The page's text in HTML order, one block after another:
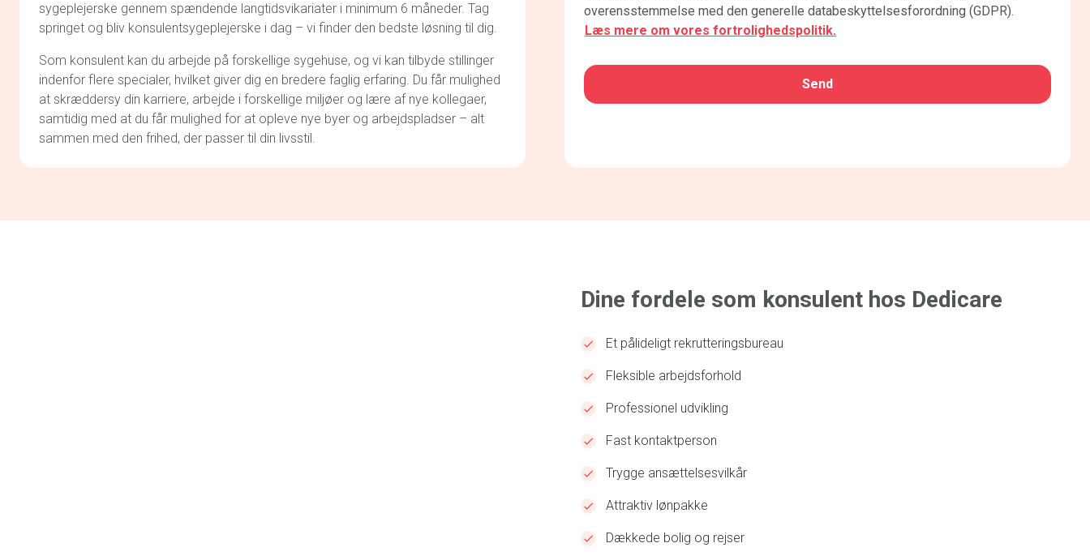
sygeplejerske gennem spændende langtidsvikariater i minimum 6 måneder. Tag
springet og bliv konsulentsygeplejerske i dag – vi finder den bedste løsning til dig.
Som konsulent kan du arbejde på forskellige sygehuse, og vi kan tilbyde stillinger
indenfor flere specialer, hvilket giver dig en bredere faglig erfaring. Du får mulighed
at skræddersy din karriere, arbejde i forskellige miljøer og lære af nye kollegaer,
samtidig med at du får mulighed for at opleve nye byer og arbejdspladser – alt
sammen med den frihed, der passer til din livsstil.
overensstemmelse med den generelle databeskyttelsesforordning (GDPR).
Læs mere om vores fortrolighedspolitik.
CAPTCHA
Dine fordele som konsulent hos Dedicare
Et pålideligt rekrutteringsbureau
Fleksible arbejdsforhold
Professionel udvikling
Fast kontaktperson
Trygge ansættelsesvilkår
Attraktiv lønpakke
Dækkede bolig og rejser